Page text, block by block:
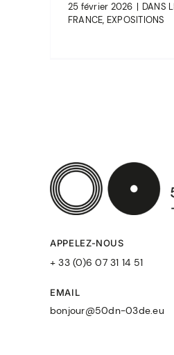
25 février 2026
DANS
FRANCE, EXPOSITIONS
APPELEZ-NOUS
+ 33 (0)6 07 31 14 51
EMAIL
bonjour@50dn-03de.eu